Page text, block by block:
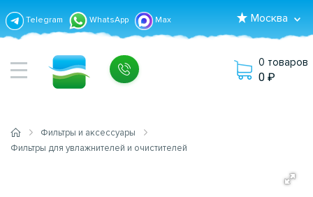
Telegram WhatsApp Max Москва
0 товаров
0
Фильтры и аксессуары
Фильтры для увлажнителей и очистителей